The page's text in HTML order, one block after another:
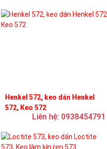
Henkel 572, keo dán Henkel
572, Keo 572
Liên hệ: 0938454791